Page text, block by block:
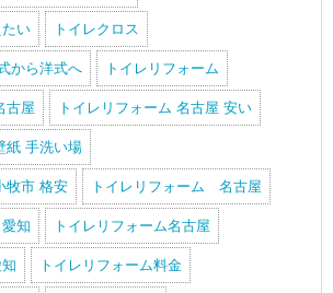
たい トイレクロス
から洋式へ トイレリフォーム
古屋 トイレリフォーム 名古屋 安い
紙 手洗い場
牧市 格安 トイレリフォーム 名古屋
知 トイレリフォーム名古屋
トイレリフォーム料金